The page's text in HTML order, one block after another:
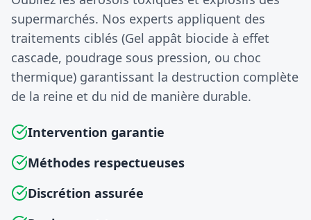
supermarchés. Nos experts appliquent des
traitements ciblés (Gel appât biocide à effet
cascade, poudrage sous pression, ou choc
thermique) garantissant la destruction complète
de la reine et du nid de manière durable.
Intervention garantie
Méthodes respectueuses
Discrétion assurée